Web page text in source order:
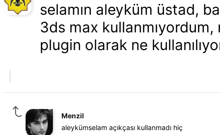
selamın aleyküm üstad,
3ds max kullanmıyordum,
plugin olarak ne
Menzil
aleykümselam açıkçası kullanmadı hiç